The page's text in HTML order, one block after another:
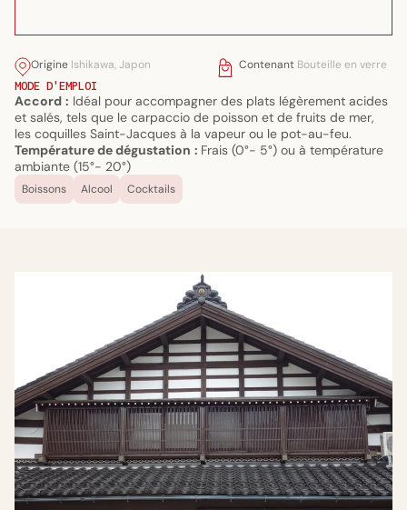
Origine Ishikawa, Japon Contenant Bouteille en verre
MODE D'EMPLOI
Accord : Idéal pour accompagner des plats légèrement acides
et salés, tels que le carpaccio de poisson et de fruits de mer,
les coquilles Saint-Jacques à la vapeur ou le pot-au-feu.
Température de dégustation : Frais (0°- 5°) ou à température
ambiante (15°- 20°)
Boissons Alcool Cocktails